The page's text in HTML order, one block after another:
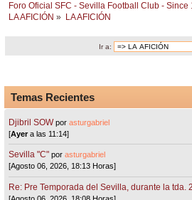
Foro Oficial SFC - Sevilla Football Club - Since
LA AFICIÓN » LA AFICIÓN
Ir a:
Temas Recientes
Djibril SOW porasturgabriel
[Ayera las 11:14]
Sevilla "C"porasturgabriel
[Agosto 06, 2026, 18:13 Horas]
Re: Pre Temporada del Sevilla, durante la tda.